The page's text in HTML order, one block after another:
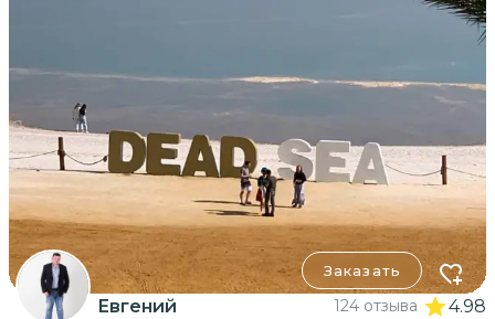
Заказать
Евгений 124 отзыва 4.98